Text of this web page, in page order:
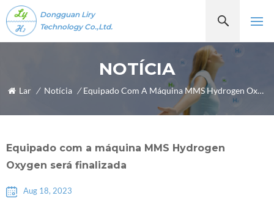
Dongguan Liry
Technology Co.,Ltd.
NOTÍCIA
Lar / Notícia / Equipado Com A Máquina MMS Hydrogen Oxygen Será Finalizada
Equipado com a máquina MMS Hydrogen
Oxygen será finalizada
Aug 18, 2023